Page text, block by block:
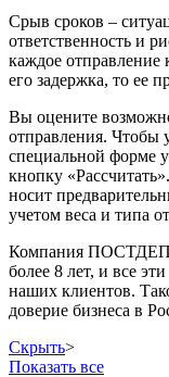
Срыв сроков –
ответственность и
каждое отправление
его задержка, то ее
Вы оцените
отправления. Чтобы
специальной форме
кнопку
носит
учетом веса и типа
Компания ПОСТДЕПО
более 8 лет, и все
наших клиентов.
доверие бизнеса в
Скрыть>
Показать все